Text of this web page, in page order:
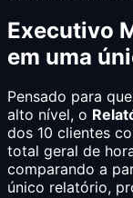
Executivo
em uma
Pensado para
alto nível, o
dos 10 clientes
total geral de
comparando a
único relatório,